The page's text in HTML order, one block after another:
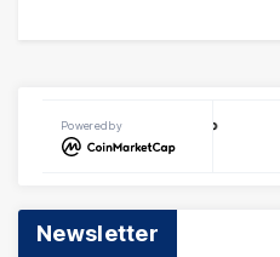
Powered by
XRP
Newsletter